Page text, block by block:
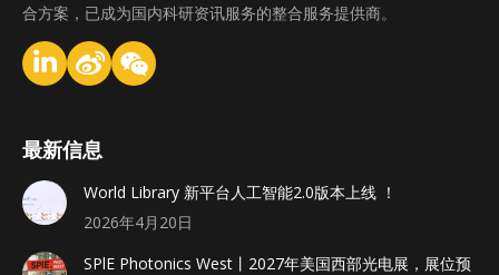
合方案，已成为国内科研资讯服务的整合服务提供商。
最新信息
World Library 新平台人工智能2.0版本上线 ！
2026年4月20日
SPlE Photonics West丨2027年美国西部光电展，展位预